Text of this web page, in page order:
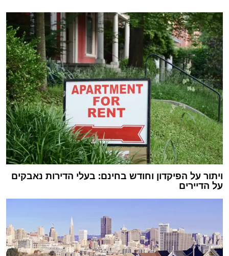
ויתור על הפיקדון וחודש בחינם: בעלי הדירות נאבקים
על הדיירים